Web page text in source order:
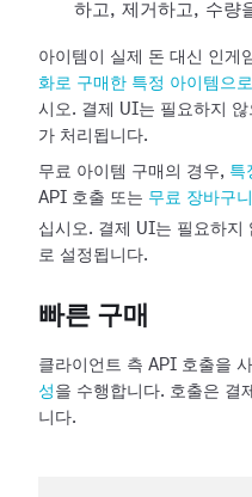
하고, 제거하고, 수량
아이템이 실제 돈 대신 인게
화로 구매한 특정 아이템으
시오. 결제 UI는 필요하지
가 처리됩니다.
무료 아이템 구매의 경우, 특
API 호출 또는 무료 장바구
십시오. 결제 UI는 필요하지
로 설정됩니다.
빠른 구매
클라이언트 측 API 호출을
성 을 수행합니다. 호출은 결
니다.